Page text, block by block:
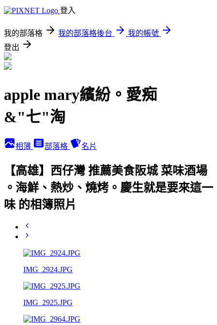
登入
我的部落格 我的部落格後台
我的帳號
登出
apple mary繽紛。愛痴
&"七"淘
相簿 部落格 名片
【高雄】西仔灣 推薦美食阪城 菜味酒場
。海鮮、熱炒、燒烤。慶生就是要來這一
味 的相簿照片
IMG_2924.JPG
IMG_2925.JPG